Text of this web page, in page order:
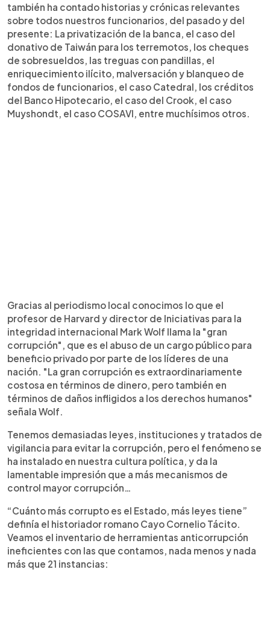
también ha contado historias y crónicas relevantes
sobre todos nuestros funcionarios, del pasado y del
presente: La privatización de la banca, el caso del
donativo de Taiwán para los terremotos, los cheques
de sobresueldos, las treguas con pandillas, el
enriquecimiento ilícito, malversación y blanqueo de
fondos de funcionarios, el caso Catedral, los créditos
del Banco Hipotecario, el caso del Crook, el caso
Muyshondt, el caso COSAVI, entre muchísimos otros.
Gracias al periodismo local conocimos lo que el
profesor de Harvard y director de Iniciativas para la
integridad internacional Mark Wolf llama la "gran
corrupción", que es el abuso de un cargo público para
beneficio privado por parte de los líderes de una
nación. "La gran corrupción es extraordinariamente
costosa en términos de dinero, pero también en
términos de daños infligidos a los derechos humanos"
señala Wolf.
Tenemos demasiadas leyes, instituciones y tratados de
vigilancia para evitar la corrupción, pero el fenómeno se
ha instalado en nuestra cultura política, y da la
lamentable impresión que a más mecanismos de
control mayor corrupción…
“Cuánto más corrupto es el Estado, más leyes tiene”
definía el historiador romano Cayo Cornelio Tácito.
Veamos el inventario de herramientas anticorrupción
ineficientes con las que contamos, nada menos y nada
más que 21 instancias: